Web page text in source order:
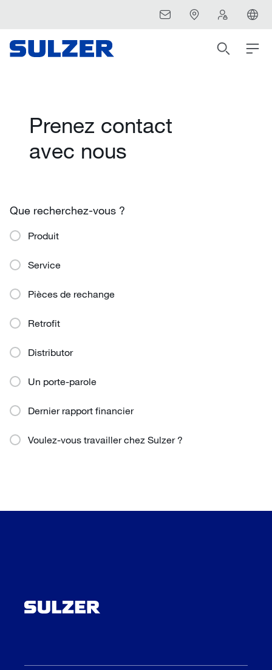
Prenez contact
avec nous
Que recherchez-vous ?
Produit
Service
Pièces de rechange
Retrofit
Distributor
Un porte-parole
Dernier rapport financier
Voulez-vous travailler chez Sulzer ?